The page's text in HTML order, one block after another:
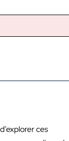
ces